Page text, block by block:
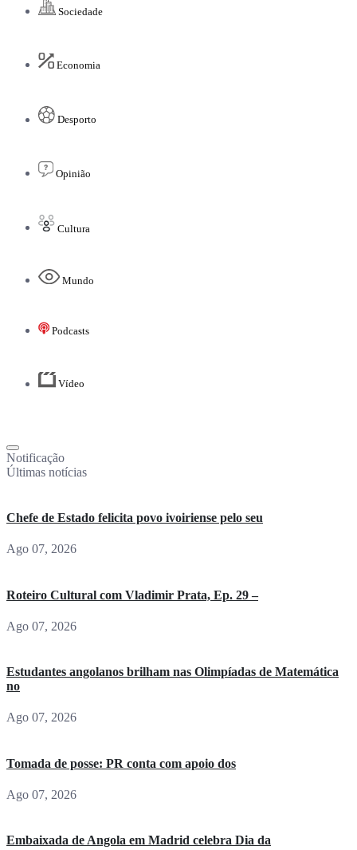
Sociedade
Economia
Desporto
Opinião
Cultura
Mundo
Podcasts
Vídeo
Notificação
Últimas notícias
Chefe de Estado felicita povo ivoiriense pelo seu
Ago 07, 2026
Roteiro Cultural com Vladimir Prata, Ep. 29 –
Ago 07, 2026
Estudantes angolanos brilham nas Olimpíadas de Matemática
no
Ago 07, 2026
Tomada de posse: PR conta com apoio dos
Ago 07, 2026
Embaixada de Angola em Madrid celebra Dia da